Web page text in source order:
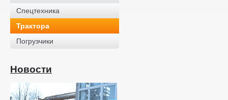
Спецтехника
Трактора
Погрузчики
Новости